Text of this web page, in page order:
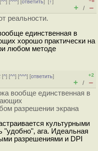
^^] [^^^] [ответить][↑]
+ / –
реальности.
единственная в
хорошо практически на
любом методе
[^] [^^] [^^^] [ответить]
+2
+ / –
вообще единственная в
разрешении экрана
культурными
"удобно", ага. Идеальная
разрешениями и DPI